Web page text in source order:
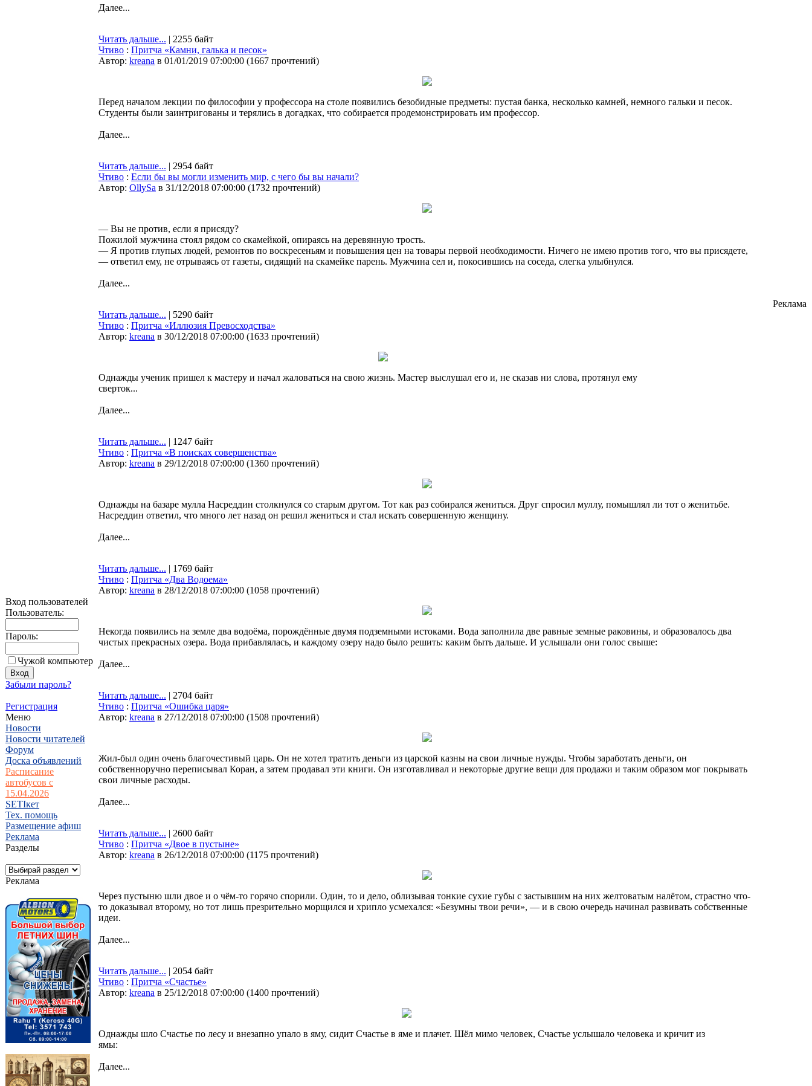
Вход пользователей
Пользователь:
Пароль:
Чужой компьютер
Забыли пароль?
Регистрация
Меню
Новости
Новости читателей
Форум
Доска объявлений
Расписание
автобусов с
15.04.2026
SETIкет
Тех. помощь
Размещение афиш
Реклама
Разделы
Реклама
Далее...
Читать дальше... | 2255 байт
Чтиво : Притча «Камни, галька и песок»
Автор: kreana в 01/01/2019 07:00:00 (1667 прочтений)
Перед началом лекции по философии у профессора на столе появились безобидные предметы: пустая банка, несколько камней, немного гальки и песок.
Студенты были заинтригованы и терялись в догадках, что собирается продемонстрировать им профессор.
Далее...
Читать дальше... | 2954 байт
Чтиво : Если бы вы могли изменить мир, с чего бы вы начали?
Автор: OllySa в 31/12/2018 07:00:00 (1732 прочтений)
— Вы не против, если я присяду?
Пожилой мужчина стоял рядом со скамейкой, опираясь на деревянную трость.
— Я против глупых людей, ремонтов по воскресеньям и повышения цен на товары первой необходимости. Ничего не имею против того, что вы присядете,
— ответил ему, не отрываясь от газеты, сидящий на скамейке парень. Мужчина сел и, покосившись на соседа, слегка улыбнулся.
Далее...
Читать дальше... | 5290 байт
Чтиво : Притча «Иллюзия Превосходства»
Автор: kreana в 30/12/2018 07:00:00 (1633 прочтений)
Однажды ученик пришел к мастеру и начал жаловаться на свою жизнь. Мастер выслушал его и, не сказав ни слова, протянул ему
сверток...
Далее...
Читать дальше... | 1247 байт
Чтиво : Притча «В поисках совершенства»
Автор: kreana в 29/12/2018 07:00:00 (1360 прочтений)
Однажды на базаре мулла Насреддин столкнулся со старым другом. Тот как раз собирался жениться. Друг спросил муллу, помышлял ли тот о женитьбе.
Насреддин ответил, что много лет назад он решил жениться и стал искать совершенную женщину.
Далее...
Читать дальше... | 1769 байт
Чтиво : Притча «Два Водоема»
Автор: kreana в 28/12/2018 07:00:00 (1058 прочтений)
Некогда появились на земле два водоёма, порождённые двумя подземными истоками. Вода заполнила две равные земные раковины, и образовалось два
чистых прекрасных озера. Вода прибавлялась, и каждому озеру надо было решить: каким быть дальше. И услышали они голос свыше:
Далее...
Читать дальше... | 2704 байт
Чтиво : Притча «Ошибка царя»
Автор: kreana в 27/12/2018 07:00:00 (1508 прочтений)
Жил-был один очень благочестивый царь. Он не хотел тратить деньги из царской казны на свои личные нужды. Чтобы заработать деньги, он
собственноручно переписывал Коран, а затем продавал эти книги. Он изготавливал и некоторые другие вещи для продажи и таким образом мог покрывать
свои личные расходы.
Далее...
Читать дальше... | 2600 байт
Чтиво : Притча «Двое в пустыне»
Автор: kreana в 26/12/2018 07:00:00 (1175 прочтений)
Через пустыню шли двое и о чём-то горячо спорили. Один, то и дело, облизывая тонкие сухие губы с застывшим на них желтоватым налётом, страстно что-
то доказывал второму, но тот лишь презрительно морщился и хрипло усмехался: «Безумны твои речи», — и в свою очередь начинал развивать собственные
идеи.
Далее...
Читать дальше... | 2054 байт
Чтиво : Притча «Счастье»
Автор: kreana в 25/12/2018 07:00:00 (1400 прочтений)
Однажды шло Счастье по лесу и внезапно упало в яму, сидит Счастье в яме и плачет. Шёл мимо человек, Счастье услышало человека и кричит из
ямы:
Далее...
Реклама